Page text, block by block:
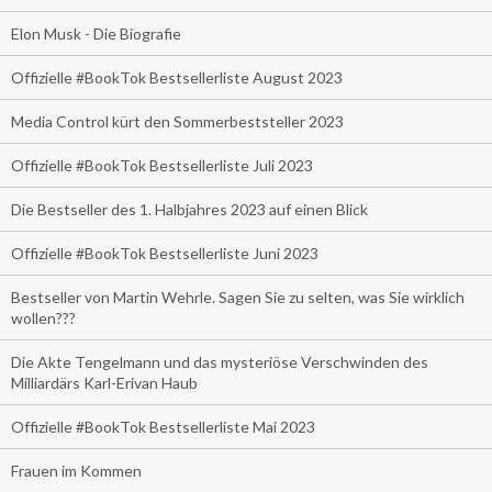
Elon Musk - Die Biografie
Offizielle #BookTok Bestsellerliste August 2023
Media Control kürt den Sommerbeststeller 2023
Offizielle #BookTok Bestsellerliste Juli 2023
Die Bestseller des 1. Halbjahres 2023 auf einen Blick
Offizielle #BookTok Bestsellerliste Juni 2023
Bestseller von Martin Wehrle. Sagen Sie zu selten, was Sie wirklich
wollen???
Die Akte Tengelmann und das mysteriöse Verschwinden des
Milliardärs Karl-Erivan Haub
Offizielle #BookTok Bestsellerliste Mai 2023
Frauen im Kommen